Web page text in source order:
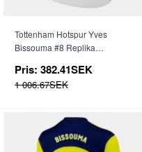
Tottenham Hotspur Yves
Bissouma #8 Replika
Kortärmad
Pris: 382.41SEK
1 006.67SEK